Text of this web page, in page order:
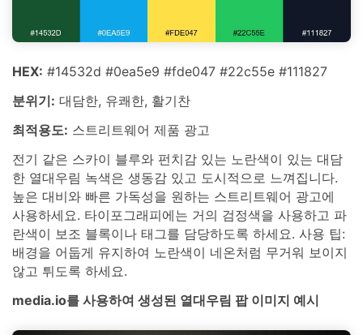
HEX: #14532d #0ea5e9 #fde047 #22c55e #111827
분위기: 대담한, 유쾌한, 활기찬
최적용도: 스트리트웨어 제품 광고
전기 같은 스카이 블루와 펀치감 있는 노란색이 있는 대담
한 열대우림 녹색은 생동감 있고 도시적으로 느껴집니다.
높은 대비와 빠른 가독성을 원하는 스트리트웨어 광고에
사용하세요. 타이포그래피에는 거의 검정색을 사용하고 파
란색이 보조 블록이나 태그를 담당하도록 하세요. 사용 팁:
배경을 어둡게 유지하여 노란색이 네온처럼 무거워 보이지
않고 튀도록 하세요.
media.io를 사용하여 생성된 열대우림 팝 이미지 예시